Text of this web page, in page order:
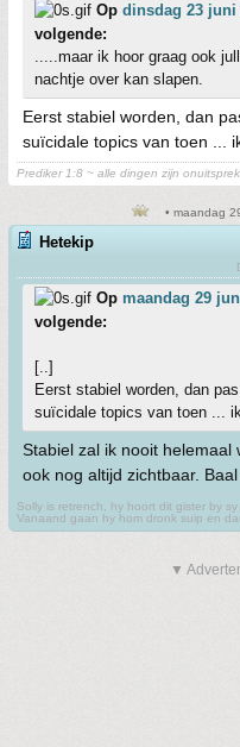
Op dinsdag 23 juni
volgende:
.....maar ik hoor graag ook
nachtje over kan slapen.
Eerst stabiel worden, dan
suïcidale topics van toen ...
Prediker 1:8 ~ alle dingen zijn
• maandag
Hetekip
Op maandag 29
volgende:
[..]
Eerst stabiel worden, dan
suïcidale topics van toen ...
Stabiel zal ik nooit helemaal
ook nog altijd zichtbaar. Baal
Solly is retrench, hy hoort dit gister by
Vanaand gaan hy hom dronk suip en
▼